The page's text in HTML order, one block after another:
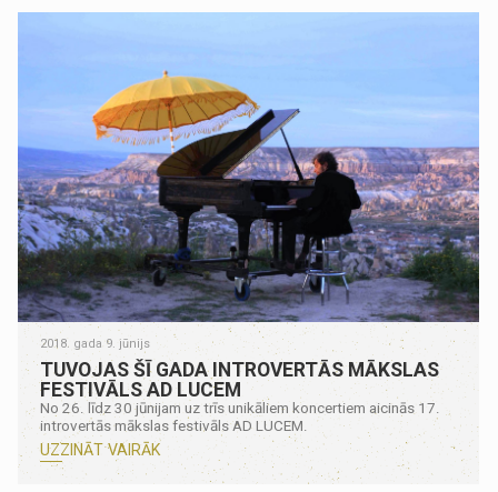
2018. gada 9. jūnijs
TUVOJAS ŠĪ GADA INTROVERTĀS MĀKSLAS
FESTIVĀLS AD LUCEM
No 26. līdz 30 jūnijam uz trīs unikāliem koncertiem aicinās 17.
introvertās mākslas festivāls AD LUCEM.
UZZINĀT VAIRĀK